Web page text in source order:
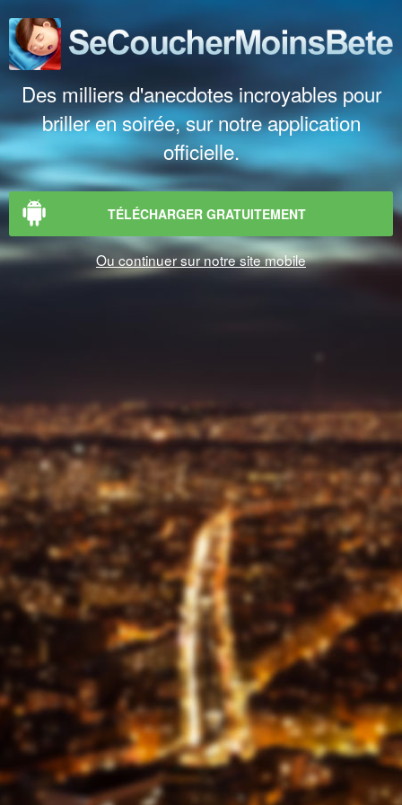
Des milliers d'anecdotes incroyables pour
briller en soirée, sur notre application
officielle.
TÉLÉCHARGER GRATUITEMENT
Ou continuer sur notre site mobile